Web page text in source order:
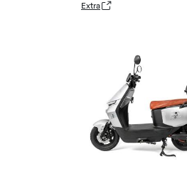
Extra